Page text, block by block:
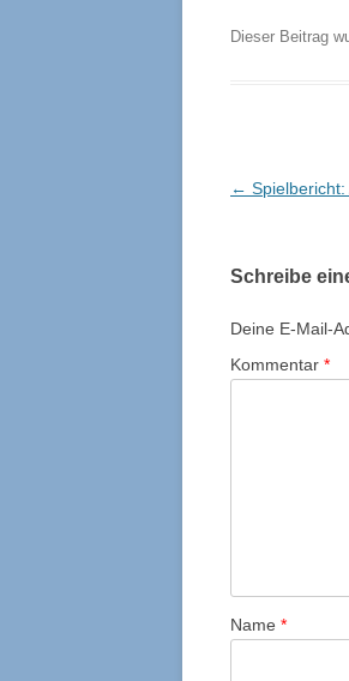
Dieser Beitrag
←
Schreibe
Deine E-Mail-
Kommentar *
Name *